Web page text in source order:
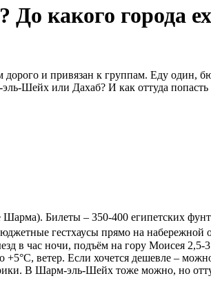
До какого города
и привязан к группам. Еду один,
Шейх или Дахаб? И как оттуда
Билеты – 350-400 египетских
гестхаусы прямо на набережной
в час ночи, подъём на гору Моисея 2,5-3
ветер. Если хочется дешевле –
В Шарм-эль-Шейх тоже можно, но